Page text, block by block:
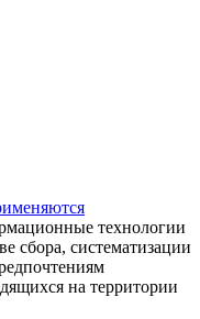
технологии
сбора, систематизации
на территории